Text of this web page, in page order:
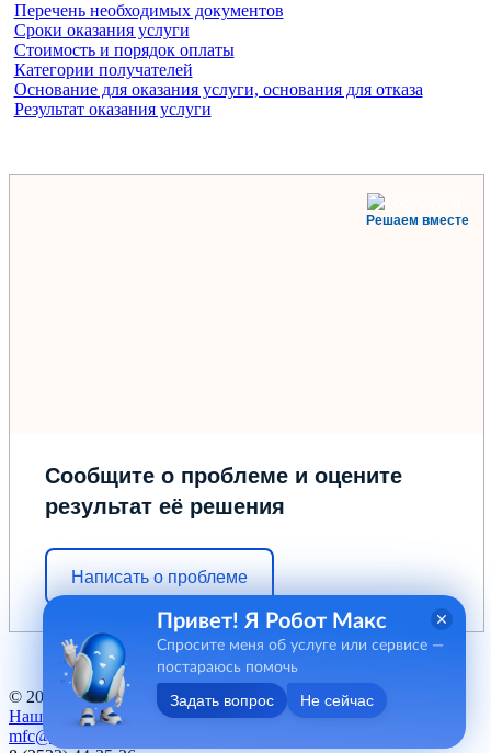
Перечень необходимых документов
Сроки оказания услуги
Стоимость и порядок оплаты
Категории получателей
Основание для оказания услуги, основания для отказа
Результат оказания услуги
Решаем вместе
Сообщите о проблеме и оцените
результат её решения
Написать о проблеме
© 2012 - 2026 ГБУ "МФЦ" Курганской области
Наш баннер
mfc@kurganobl.ru
Привет! Я Робот Макс
Спросите меня об услуге или сервисе —
постараюсь помочь
Задать вопрос Не сейчас